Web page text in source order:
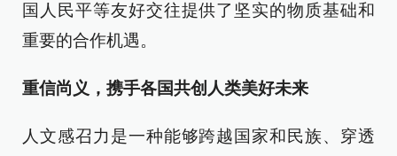
国人民平等友好交往提供了坚实的物质基础和
重要的合作机遇。
重信尚义，携手各国共创人类美好未来
人文感召力是一种能够跨越国家和民族、穿透